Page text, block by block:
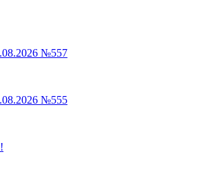
№557
№555